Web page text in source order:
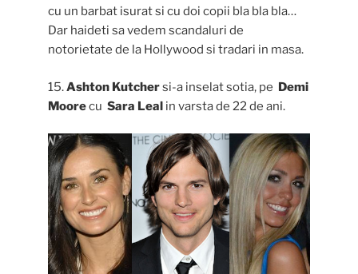
cu un barbat isurat si cu doi copii bla bla bla…
Dar haideti sa vedem scandaluri de
notorietate de la Hollywood si tradari in masa.
15.Ashton Kutchersi-a inselat sotia, pe Demi
Moorecu Sara Leal in varsta de 22 de ani.